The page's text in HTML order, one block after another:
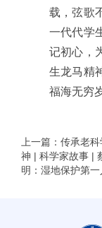
载，弦歌
一代代学
记初心，
生龙马精
福海无穷
上一篇：传承老
神 | 科学家故事 |
明：湿地保护第一